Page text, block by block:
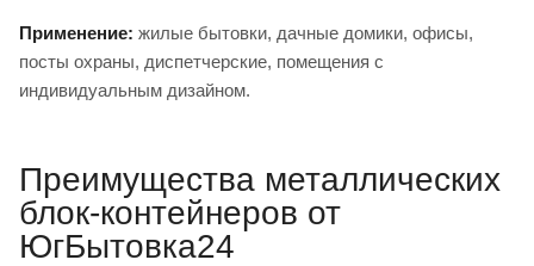
Применение: жилые бытовки, дачные домики, офисы,
посты охраны, диспетчерские, помещения с
индивидуальным дизайном.
Преимущества металлических
блок-контейнеров от
ЮгБытовка24